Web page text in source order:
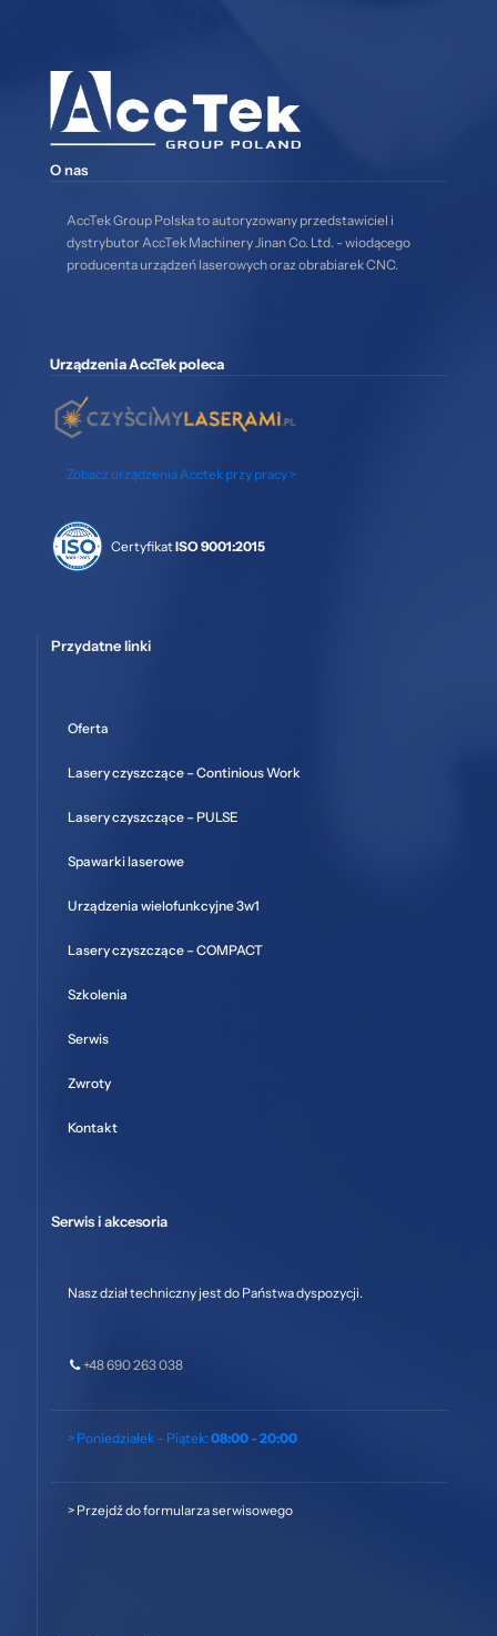
O nas
AccTek Group Polska to autoryzowany przedstawiciel i
dystrybutor AccTek Machinery Jinan Co. Ltd. - wiodącego
producenta urządzeń laserowych oraz obrabiarek CNC.
Urządzenia AccTek poleca
Zobacz urządzenia Acctek przy pracy >
CertyfikatISO 9001:2015
Przydatne linki
Oferta
Lasery czyszczące – Continious Work
Lasery czyszczące – PULSE
Spawarki laserowe
Urządzenia wielofunkcyjne 3w1
Lasery czyszczące – COMPACT
Szkolenia
Serwis
Zwroty
Kontakt
Serwis i akcesoria
Nasz dział techniczny jest do Państwa dyspozycji.
+48 690 263 038
> Poniedziałek – Piątek: 08:00 - 20:00
> Przejdź do formularza serwisowego